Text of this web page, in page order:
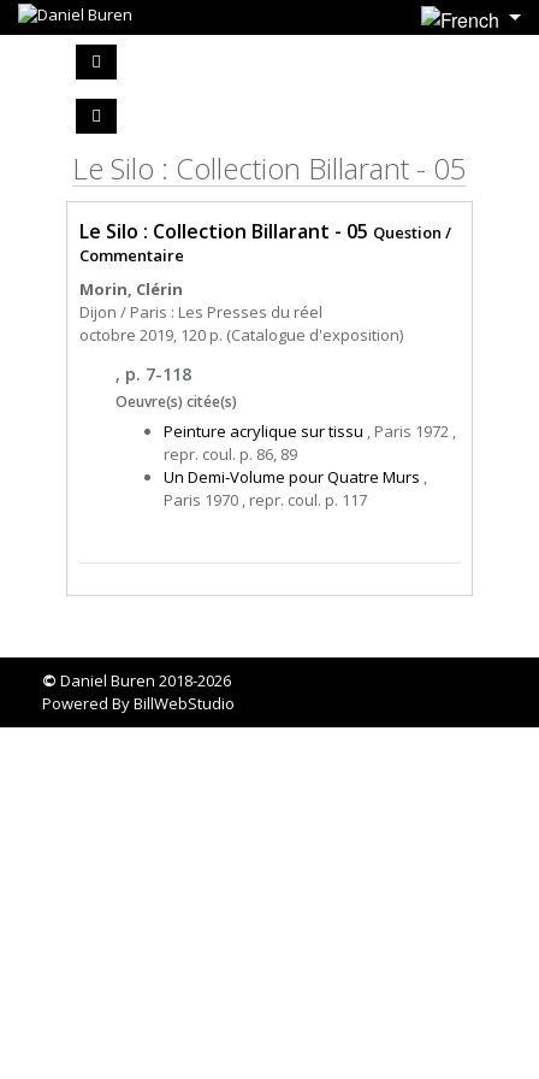
Le Silo : Collection Billarant - 05
Le Silo : Collection Billarant - 05 Question /
Commentaire
Morin, Clérin
Dijon / Paris : Les Presses du réel
octobre 2019, 120 p. (Catalogue d'exposition)
, p. 7-118
Oeuvre(s) citée(s)
Peinture acrylique sur tissu , Paris 1972 ,
repr. coul. p. 86, 89
Un Demi-Volume pour Quatre Murs ,
Paris 1970 , repr. coul. p. 117
© Daniel Buren 2018-2026
Powered ByBillWebStudio